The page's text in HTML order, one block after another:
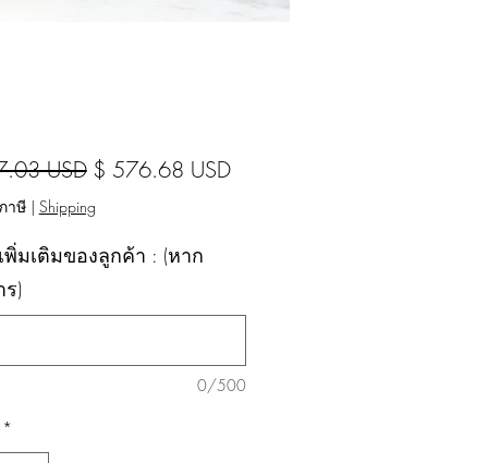
USDราคาปกติ
$ 576.68 USDราคาขายลด
าษี| Shipping
พิ่มเติมของลูกค้า : (หาก
)
0/500
*